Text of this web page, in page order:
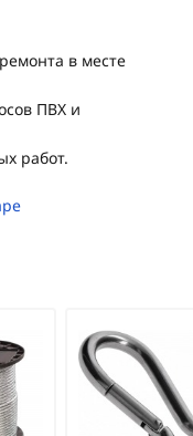
в месте
ПВХ и
работ.